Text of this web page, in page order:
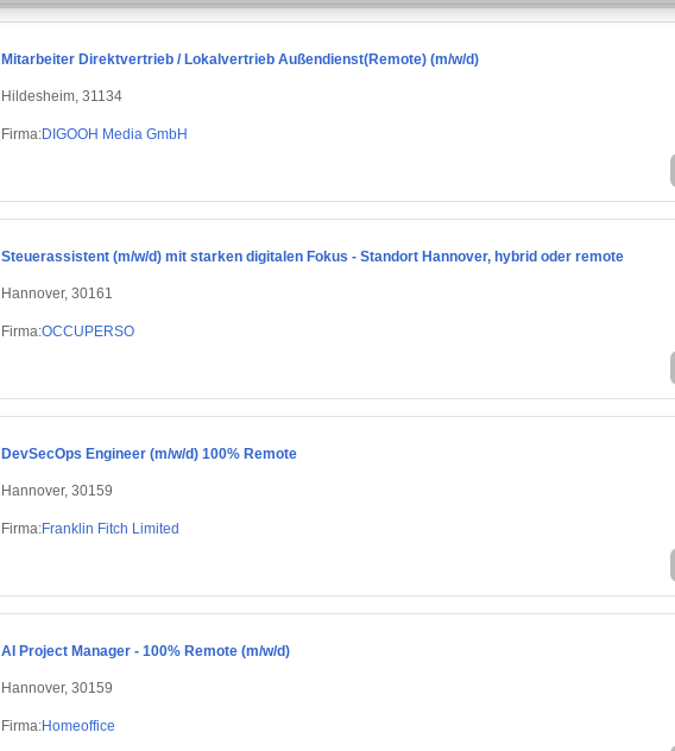
Mitarbeiter Direktvertrieb / Lokalvertrieb Außendienst(Remote) (m/w/d)
Hildesheim, 31134
Firma:DIGOOH Media GmbH
Steuerassistent (m/w/d) mit starken digitalen Fokus - Standort Hannover, hybrid oder remote
Hannover, 30161
Firma:OCCUPERSO
DevSecOps Engineer (m/w/d) 100% Remote
Hannover, 30159
Firma:Franklin Fitch Limited
AI Project Manager - 100% Remote (m/w/d)
Hannover, 30159
Firma:Homeoffice